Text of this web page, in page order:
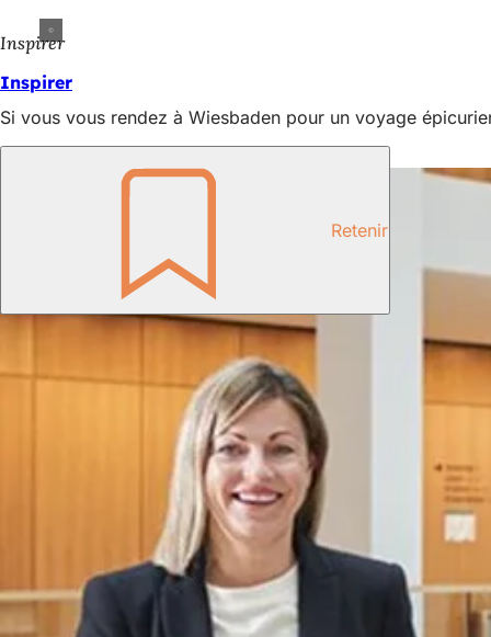
Inspirer
Inspirer
Si vous vous rendez à Wiesbaden pour un voyage
Retenir